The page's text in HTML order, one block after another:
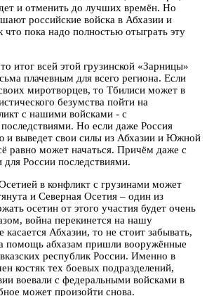
и отменить до лучших времён. Но
российские войска в Абхазии и
пока надо полностью отыграть эту
итог всей этой грузинской «Зарницы»
плачевным для всего региона. Если
миротворцев, то Тбилиси может в
безумства пойти на
с нашими войсками - с
Но если даже Россия
и выведет свои силы из Абхазии и Южной
равно может начаться. Причём даже с
России последствиями.
в конфликт с грузинами может
и Северная Осетия – один из
осетин от этого участия будет очень
война перекинется на нашу
Абхазии, то не стоит забывать,
помощь абхазам пришли вооружённые
республик России. Именно в
костяк тех боевых подразделений,
воевали с федеральными войсками в
может произойти снова.